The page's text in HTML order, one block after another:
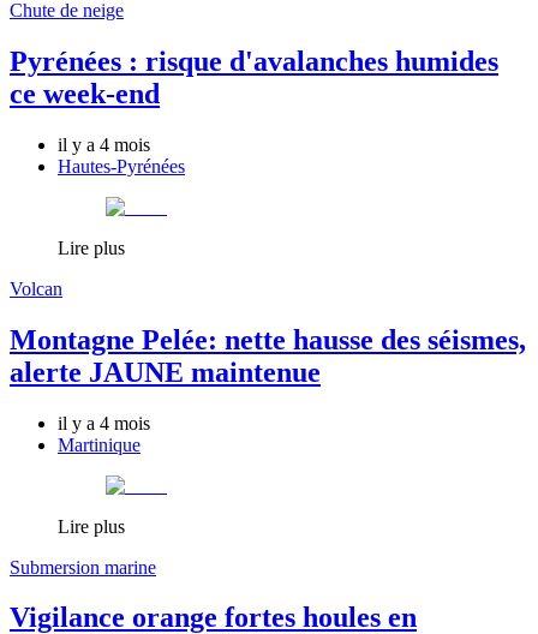
Chute de neige
Pyrénées : risque d'avalanches humides
ce week-end
il y a 4 mois
Hautes-Pyrénées
Lire plus
Volcan
Montagne Pelée: nette hausse des séismes,
alerte JAUNE maintenue
il y a 4 mois
Martinique
Lire plus
Submersion marine
Vigilance orange fortes houles en